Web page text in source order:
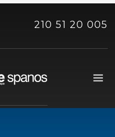
210 51 20 005